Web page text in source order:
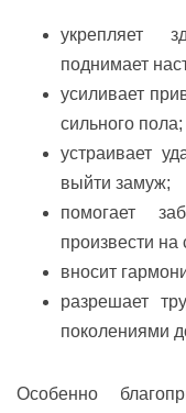
укрепляет
поднимает
усиливает
сильного пола;
устраивает
выйти замуж;
помогает
произвести на
вносит
разрешает
поколениями
Особенно